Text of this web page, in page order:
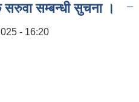
सरुवा सम्बन्धी सुचना ।
- 16:20